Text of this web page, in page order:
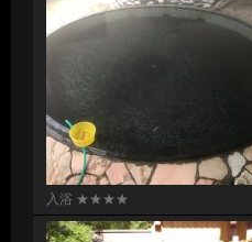
入浴 ★★★★